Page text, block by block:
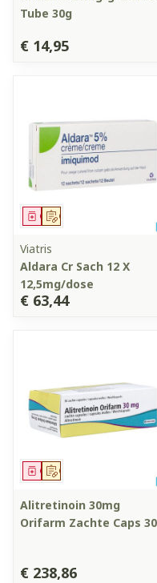
Tube 30g
€ 14,95
Op voorschrift
Geneesmiddel
Viatris
Aldara Cr Sach 12 X
12,5mg/dose
€ 63,44
Op voorschrift
Geneesmiddel
Alitretinoin 30mg
Orifarm Zachte Caps 30
€ 238,86